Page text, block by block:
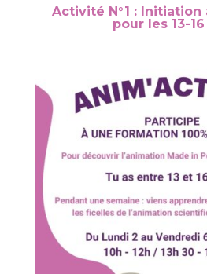
Activité N°1 : Initiation
pour les 13-